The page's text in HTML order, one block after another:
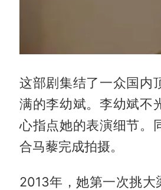
这部剧集结了一众国内
满的李幼斌。李幼斌不
心指点她的表演细节。
合马藜完成拍摄。
2013年，她第一次挑